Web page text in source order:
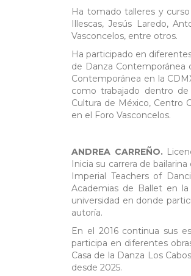
Ha tomado talleres y
Illescas, Jesús Laredo,
Vasconcelos, entre otros.
Ha participado en
de Danza Contemporánea
Contemporánea en la
como trabajado dentro
Cultura de México, Centro
en el Foro Vasconcelos.
ANDREA CARREÑO.
Inicia su carrera de
Imperial Teachers of
Academias de Ballet en
universidad en donde
autoría.
En el 2016 continua sus
participa en diferentes
Casa de la Danza Los
desde 2025.